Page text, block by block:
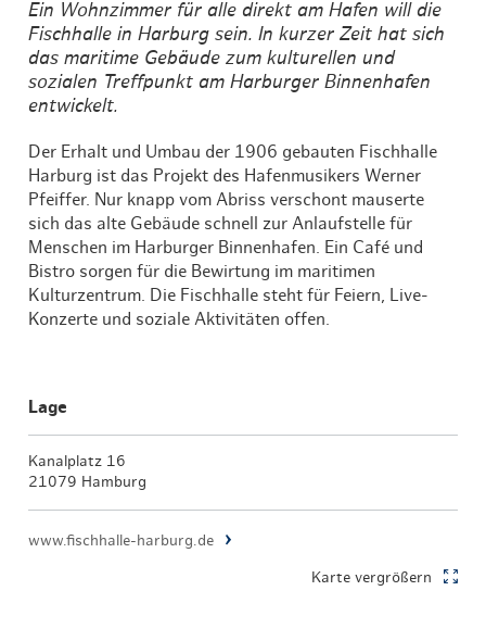
Ein Wohnzimmer für alle direkt am Hafen will die
Fischhalle in Harburg sein. In kurzer Zeit hat sich
das maritime Gebäude zum kulturellen und
sozialen Treffpunkt am Harburger Binnenhafen
entwickelt.
Der Erhalt und Umbau der 1906 gebauten Fischhalle
Harburg ist das Projekt des Hafenmusikers Werner
Pfeiffer. Nur knapp vom Abriss verschont mauserte
sich das alte Gebäude schnell zur Anlaufstelle für
Menschen im Harburger Binnenhafen. Ein Café und
Bistro sorgen für die Bewirtung im maritimen
Kulturzentrum. Die Fischhalle steht für Feiern, Live-
Konzerte und soziale Aktivitäten offen.
Lage
Kanalplatz 16
21079 Hamburg
www.fischhalle-harburg.de
Karte vergrößern